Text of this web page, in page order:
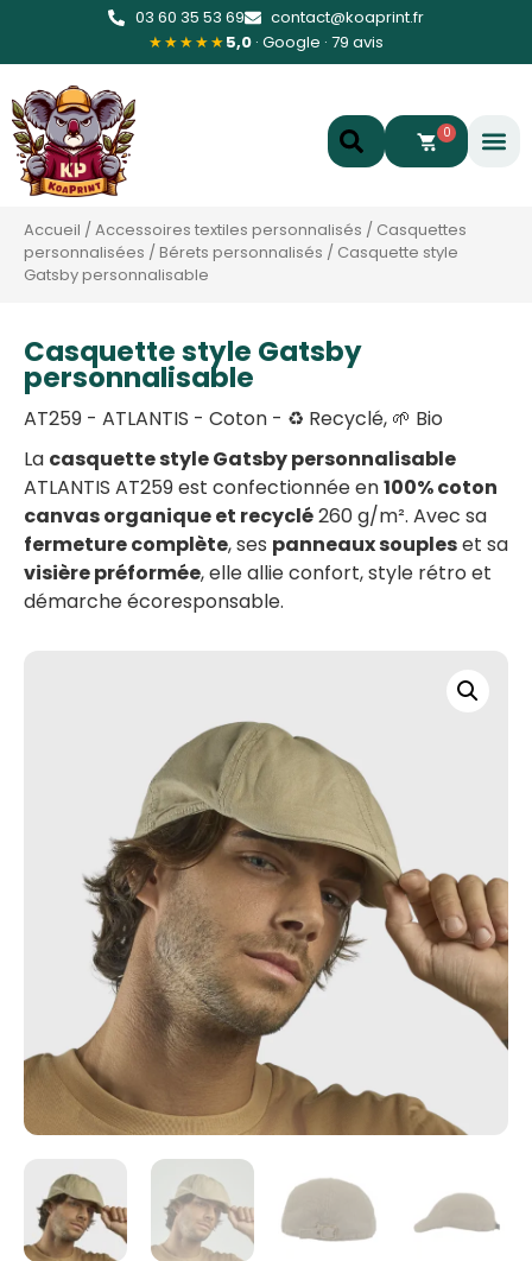
03 60 35 53 69
contact@koaprint.fr
★★★★★5,0 · Google · 79 avis
0
Accueil /Accessoires textiles personnalisés / Casquettes
personnalisées /Bérets personnalisés / Casquette style
Gatsby personnalisable
Casquette style Gatsby
personnalisable
AT259 - ATLANTIS - Coton - ♻️ Recyclé, 🌱 Bio
La casquette style Gatsby personnalisable
ATLANTIS AT259 est confectionnée en100% coton
canvas organique et recyclé260 g/m². Avec sa
fermeture complète, ses panneaux soupleset sa
visière préformée, elle allie confort, style rétro et
démarche écoresponsable.